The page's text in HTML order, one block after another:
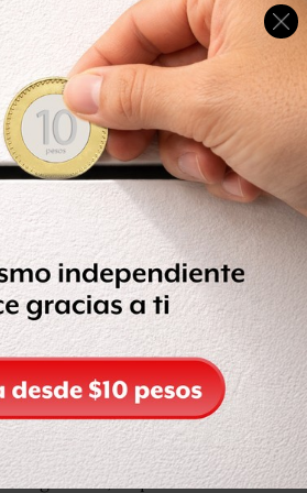
complejidad de la situación que
sin embargo, poco hace pensar
consultados por
de que la no comparecencia de
necesario declarar la “falta
tesis hablan de que el mandato
sin que hubiera sido
están tasadas en el artículo
interpretación expansiva de tal
falta absoluta fuera declarada el
el Tribunal Supremo de Justicia
de la Asamblea Nacional o, para el
de “abandono del cargo”, debe ser
legislativo, lo que actualmente